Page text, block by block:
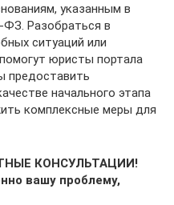
указанным в
Разобраться в
ситуаций или
юристы портала
предоставить
начального этапа
комплексные меры для
КОНСУЛЬТАЦИИ!
вашу проблему,